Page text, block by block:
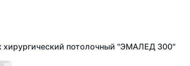
хирургический потолочный "ЭМАЛЕД 300"